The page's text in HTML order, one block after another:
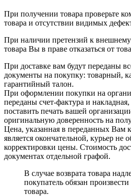
При получении товара проверьте
товара и отсутствии видимых
При наличии претензий к
товара Вы в праве отказаться от
При доставке вам будут переданы
документы на покупку: товарный,
гарантийный талон.
При оформлении покупки на
переданы счет-фактура и
поставить печать вашей
оригинальную доверенность на
Цена, указанная в переданных Вам
является окончательной, курьер не
корректировки цены. Стоимость
документах отдельной графой.
В случае возврата товара
покупатель обязан
товара.